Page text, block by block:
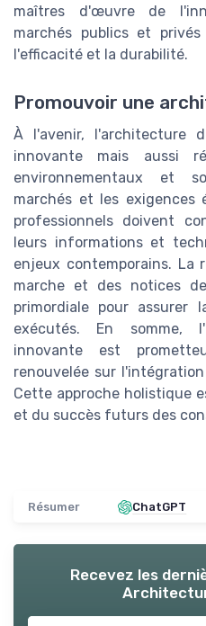
maîtres d'œuvre de
marchés publics et
l'efficacité et la durabilité.
Promouvoir une
À l'avenir, l'architecture
innovante mais aussi
environnementaux et
marchés et les exigences
professionnels doivent
leurs informations et
enjeux contemporains. La
marche et des notices
primordiale pour assurer
exécutés. En somme,
innovante est
renouvelée sur
Cette approche holistique
et du succès futurs des
Résumer ChatGPT
Recevez les